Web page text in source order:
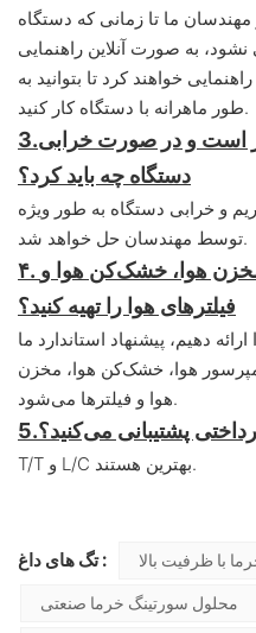
مهندسان ما تا زمانی که دستگاه
به صورت آنلاین راهنمایی
خواهند کرد تا بتوانید به
طور ماهرانه با دستگاه کار کنید.
3.است و در صورت خرابی
دستگاه چه باید کرد؟
و خرابی دستگاه به طور ویژه
توسط مهندسان حل خواهد شد.
۴. آیا می‌توانید کمپرسور هوا، مخزن هوا، خشک‌کن هوا و
فیلترهای هوا را تهیه کنید؟
دهیم، پیشنهاد استاندارد ما
هوا، خشک‌کن هوا، مخزن
هوا و فیلترها می‌شود.
5.پشتیبانی می‌کنید؟
T/T و L/C بهترین هستند.
تگ های داغ : با ظرفیت بالا
محلول سورتینگ خرما صنعتی